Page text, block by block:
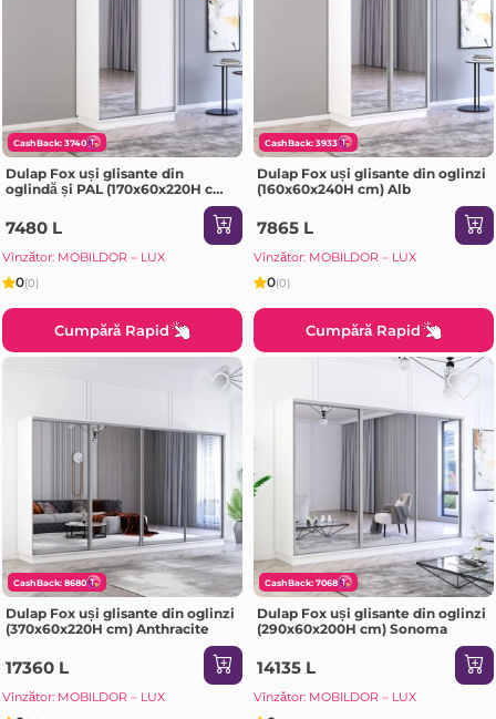
CashBack: 3740
Dulap Fox uși glisante din
oglindă și PAL (170x60x220H cm)
7480 L
Vînzător: MOBILDOR – LUX
0(0)
Cumpără Rapid
CashBack: 3933
Dulap Fox uși glisante din oglinzi
(160x60x240H cm) Alb
7865 L
Vînzător: MOBILDOR – LUX
0(0)
Cumpără Rapid
CashBack: 8680
Dulap Fox uși glisante din oglinzi
(370x60x220H cm) Anthracite
17360 L
Vînzător: MOBILDOR – LUX
CashBack: 7068
Dulap Fox uși glisante din oglinzi
(290x60x200H cm) Sonoma
14135 L
Vînzător: MOBILDOR – LUX